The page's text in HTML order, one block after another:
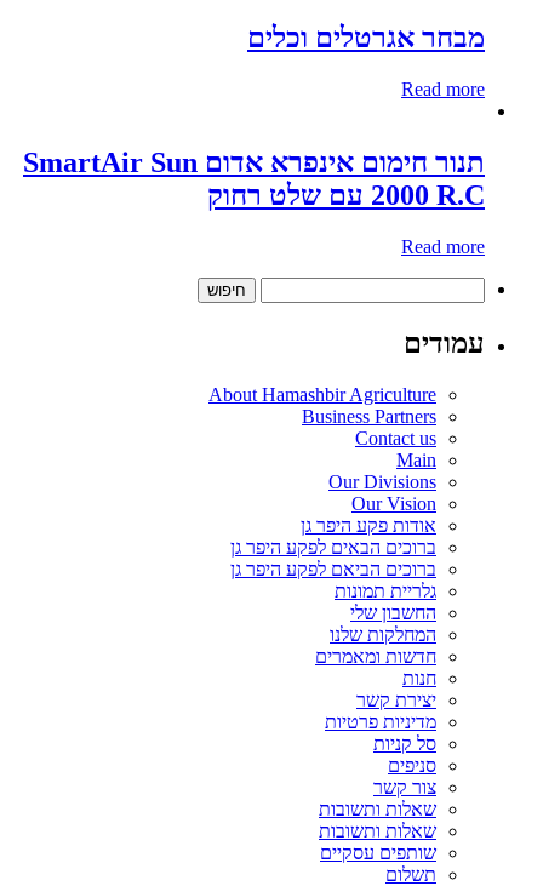
מבחר אגרטלים וכלים
Read more
תנור חימום אינפרא אדום SmartAir Sun
2000 R.C עם שלט רחוק
Read more
עמודים
About Hamashbir Agriculture
Business Partners
Contact us
Main
Our Divisions
Our Vision
אודות פקע היפר גן
ברוכים הבאים לפקע היפר גן
ברוכים הביאם לפקע היפר גן
גלריית תמונות
החשבון שלי
המחלקות שלנו
חדשות ומאמרים
חנות
יצירת קשר
מדיניות פרטיות
סל קניות
סניפים
צור קשר
שאלות ותשובות
שאלות ותשובות
שותפים עסקיים
תשלום